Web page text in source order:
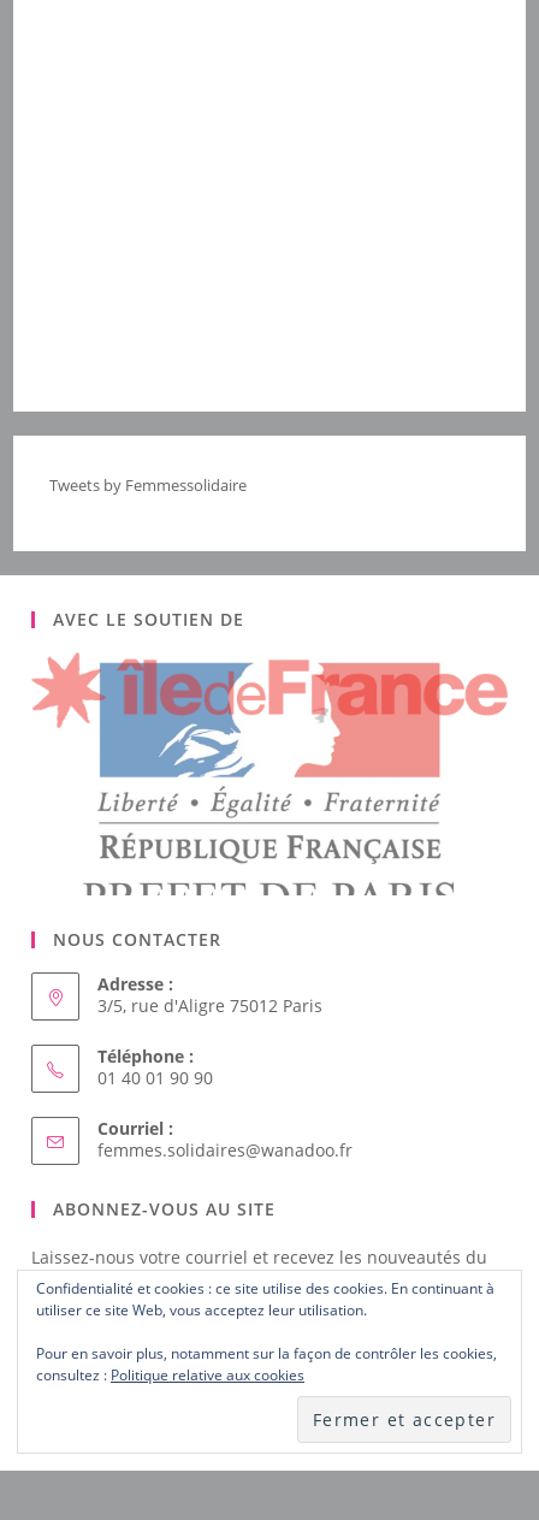
Tweets by Femmessolidaire
AVEC LE SOUTIEN DE
NOUS CONTACTER
Adresse :
3/5, rue d'Aligre 75012 Paris
Téléphone :
Courriel :
femmes.solidaires@wanadoo.frS’ouvre
dans
application
ABONNEZ-VOUS AU SITE
Confidentialité et cookies : ce site utilise des cookies. En continuant à
utiliser ce site Web, vous acceptez leur utilisation.
Pour en savoir plus, notamment sur la façon de contrôler les cookies,
consultez : Politique relative aux cookies